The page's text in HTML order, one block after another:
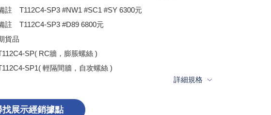
註 T112C4-SP3 #NW1 #SC1 #SY 6300元
註 T112C4-SP3 #D89 6800元
貨品
SP( RC牆，膨脹螺絲 )
SP1( 輕隔間牆，自攻螺絲 )
詳細規格
找展示經銷據點